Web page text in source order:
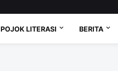
POJOK LITERASI BERITA